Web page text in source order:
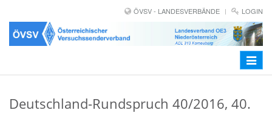
ÖVSV - LANDESVERBÄNDE LOGIN
Toggle
Deutschland-Rundspruch 40/2016, 40.